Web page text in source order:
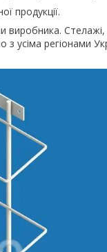
продукції.
Стелажі,
з усіма регіонами